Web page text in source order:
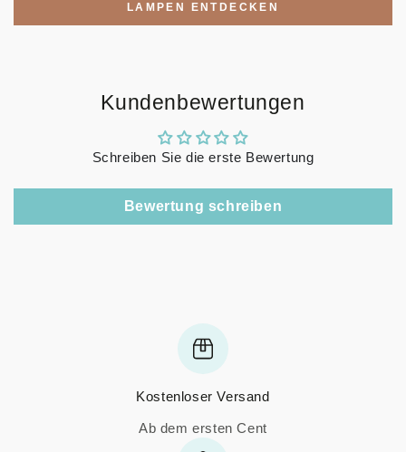
LAMPEN ENTDECKEN
Kundenbewertungen
Schreiben Sie die erste Bewertung
Bewertung schreiben
Kostenloser Versand
Ab dem ersten Cent